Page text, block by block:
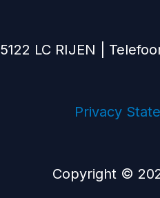
LC RIJEN |
Privacy
Copyright ©